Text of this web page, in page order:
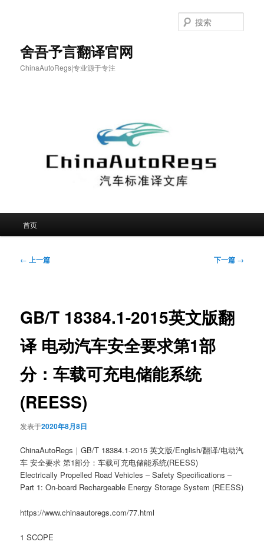
舍吾予言翻译官网
ChinaAutoRegs|专业源于专注
索
首页
文
← 上一篇 下一篇 →
GB/T 18384.1-2015英文版翻
译 电动汽车安全要求第1部
分：车载可充电储能系统
(REESS)
发表于2020年8月8日
ChinaAutoRegs｜GB/T 18384.1-2015 英文版/English/翻译/电动汽
车 安全要求 第1部分：车载可充电储能系统(REESS)
Electrically Propelled Road Vehicles – Safety Specifications –
Part 1: On-board Rechargeable Energy Storage System (REESS)
https://www.chinaautoregs.com/77.html
1 SCOPE